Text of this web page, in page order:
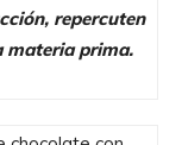
repercuten
materia prima.